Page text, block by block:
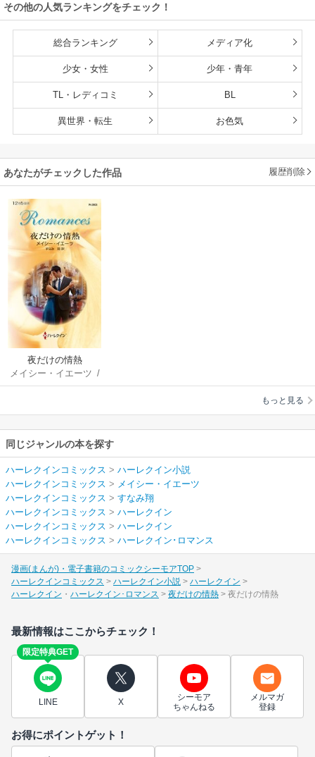
その他の人気ランキングをチェック！
総合ランキング メディア化
少女・女性 少年・青年
TL・レディコミ BL
異世界・転生 お色気
あなたがチェックした作品 履歴削除
夜だけの情熱
メイシー・イエーツ /
すなみ翔
もっと見る
同じジャンルの本を探す
ハーレクインコミックス > ハーレクイン小説
ハーレクインコミックス > メイシー・イエーツ
ハーレクインコミックス > すなみ翔
ハーレクインコミックス > ハーレクイン
ハーレクインコミックス > ハーレクイン
ハーレクインコミックス > ハーレクイン･ロマンス
漫画(まんが)・電子書籍のコミックシーモアTOP
ハーレクインコミックス
ハーレクイン小説
ハーレクイン
ハーレクイン
ハーレクイン･ロマンス 夜だけの情熱 夜だけの情熱
最新情報はここからチェック！
限定特典GET
LINE X
シーモア
ちゃんねる
メルマガ
登録
お得にポイントゲット！